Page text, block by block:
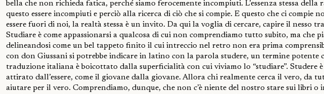
bella che non richieda fatica, perché siamo ferocemente incompiuti. L’essenza stessa della
questo essere incompiuti e perciò alla ricerca di ciò che si compie. E questo che ci compie
essere fuori di noi, la realtà stessa è un invito. Da qui la voglia di cercare, capire il nesso tra
Studiare è come appassionarsi a qualcosa di cui non comprendiamo tutto subito, ma che
delineandosi come un bel tappeto finito il cui intreccio nel retro non era prima
con don Giussani si potrebbe indicare in latino con la parola studere, un termine potente
traduzione italiana è boicottato dalla superficialità con cui viviamo lo “studiare”. Studere
attirato dall’essere, come il giovane dalla giovane. Allora chi realmente cerca il vero, da
aiutare per il vero. Comprendiamo, dunque, che non c’è niente del nostro stare sui libri o